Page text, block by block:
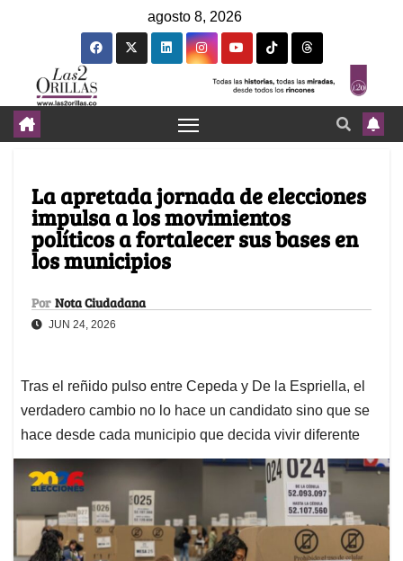
agosto 8, 2026
La apretada jornada de elecciones
impulsa a los movimientos
políticos a fortalecer sus bases en
los municipios
Por Nota Ciudadana
JUN 24, 2026
Tras el reñido pulso entre Cepeda y De la Espriella, el
verdadero cambio no lo hace un candidato sino que se
hace desde cada municipio que decida vivir diferente